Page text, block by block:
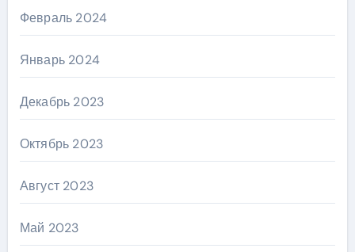
Февраль 2024
Январь 2024
Декабрь 2023
Октябрь 2023
Август 2023
Май 2023